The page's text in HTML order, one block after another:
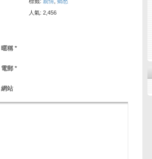
人氣: 2,456
暱稱*
電郵*
網站